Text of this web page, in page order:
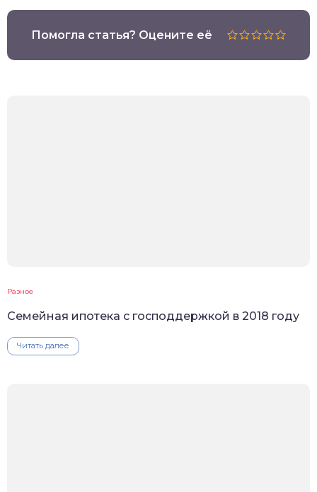
Помогла статья? Оцените её
Разное
Семейная ипотека с господдержкой в 2018 году
Читать далее